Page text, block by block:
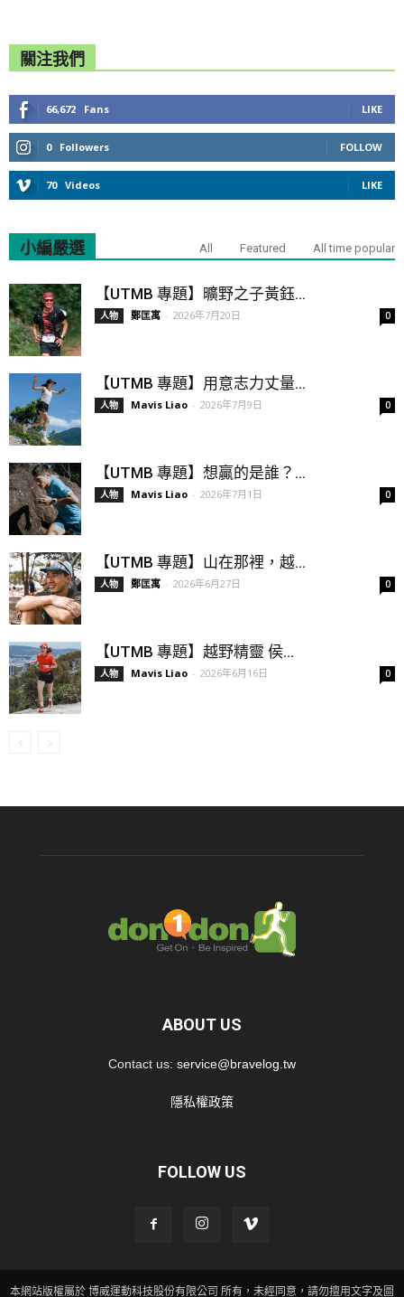
關注我們
66,672 Fans LIKE
0 Followers FOLLOW
70 Videos LIKE
小編嚴選 All Featured All time popular
【UTMB 專題】曠野之子黃鈺...
人物 鄭匡寓 - 2026年7月20日 0
【UTMB 專題】用意志力丈量...
人物 Mavis Liao - 2026年7月9日 0
【UTMB 專題】想贏的是誰？...
人物 Mavis Liao - 2026年7月1日 0
【UTMB 專題】山在那裡，越...
人物 鄭匡寓 - 2026年6月27日 0
【UTMB 專題】越野精靈 侯...
人物 Mavis Liao - 2026年6月16日 0
ABOUT US
Contact us: service@bravelog.tw
隱私權政策
FOLLOW US
本網站版權屬於 博威運動科技股份有限公司 所有，未經同意，請勿擅用文字及圖